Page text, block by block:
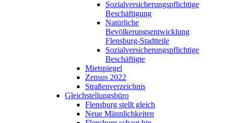
Sozialversicherungspflichtige
Beschäftigung
Natürliche
Bevölkerungsentwicklung
Flensburg-Stadtteile
Sozialversicherungspflichtige
Beschäftigte
Mietspiegel
Zensus 2022
Straßenverzeichnis
Gleichstellungsbüro
Flensburg stellt gleich
Neue Männlichkeiten